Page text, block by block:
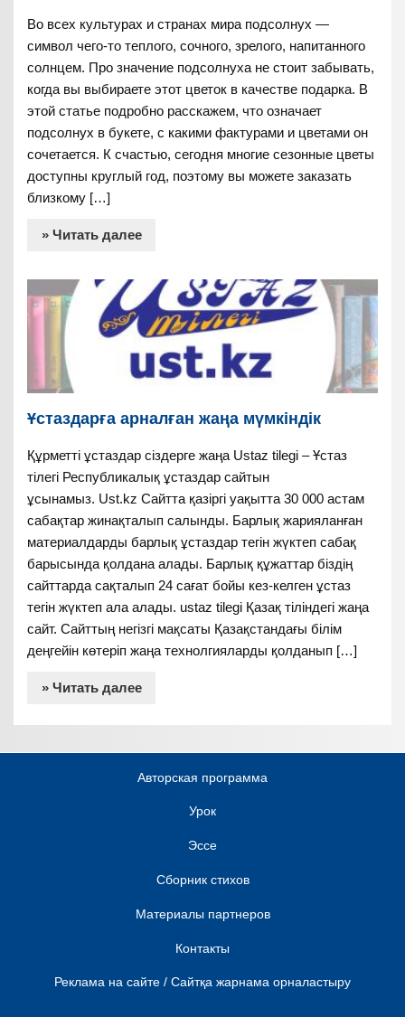
Во всех культурах и странах мира подсолнух —
символ чего-то теплого, сочного, зрелого, напитанного
солнцем. Про значение подсолнуха не стоит забывать,
когда вы выбираете этот цветок в качестве подарка. В
этой статье подробно расскажем, что означает
подсолнух в букете, с какими фактурами и цветами он
сочетается. К счастью, сегодня многие сезонные цветы
доступны круглый год, поэтому вы можете заказать
близкому […]
» Читать далее
Ұстаздарға арналған жаңа мүмкіндік
Құрметті ұстаздар сіздерге жаңа Ustaz tilegi – Ұстаз
тілегі Республикалық ұстаздар сайтын
ұсынамыз. Ust.kz Сайтта қазіргі уақытта 30 000 астам
сабақтар жинақталып салынды. Барлық жарияланған
материалдарды барлық ұстаздар тегін жүктеп сабақ
барысында қолдана алады. Барлық құжаттар біздің
сайттарда сақталып 24 сағат бойы кез-келген ұстаз
тегін жүктеп ала алады. ustaz tilegi Қазақ тіліндегі жаңа
сайт. Сайттың негізгі мақсаты Қазақстандағы білім
деңгейін көтеріп жаңа технолгияларды қолданып […]
» Читать далее
Авторская программа
Урок
Эссе
Сборник стихов
Материалы партнеров
Контакты
Реклама на сайте / Сайтқа жарнама орналастыру